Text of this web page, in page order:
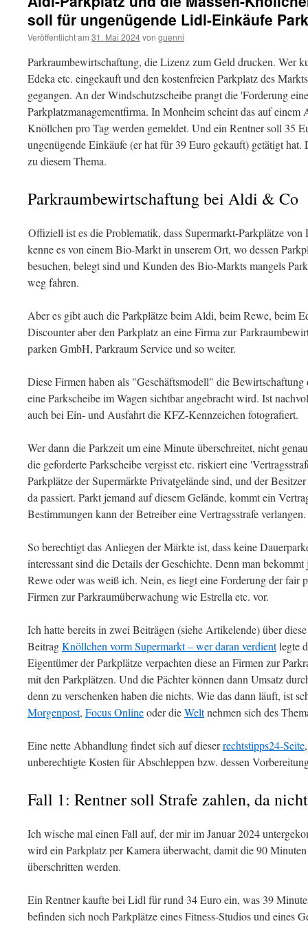
soll für ungenügende Lidl-Einkäufe
Veröffentlicht am 31. Mai 2024von guenni
Parkraumbewirtschaftung, die Lizenz zum Geld drucken. Wer
Edeka etc. eingekauft und den kostenfreien Parkplatz des
gegangen. An der Windschutzscheibe prangt die 'Forderung
Parkplatzmanagementfirma. In Monheim scheint das auf einem
Knöllchen pro Tag werden gemeldet. Und ein Rentner soll 35
ungenügende Einkäufe (er hat für 39 Euro gekauft) getätigt
zu diesem Thema.
Parkraumbewirtschaftung bei Aldi & Co
Offiziell ist es die Problematik, dass Supermarkt-Parkplätze
kenne es von einem Bio-Markt in unserem Ort, wo dessen
besuchen, belegt sind und Kunden des Bio-Markts mangels
weg fahren.
Aber es gibt auch die Parkplätze beim Aldi, beim Rewe, beim
Discounter aber den Parkplatz an eine Firma zur
parken GmbH, Parkraum Service und so weiter.
Diese Firmen haben als "Geschäftsmodell" die Bewirtschaftung
eine Parkscheibe im Wagen sichtbar angebracht wird. Ist
auch bei Ein- und Ausfahrt die KFZ-Kennzeichen fotografiert.
Wer dann die Parkzeit um eine Minute überschreitet, nicht
die geforderte Parkscheibe vergisst etc. riskiert eine
Parkplätze der Supermärkte Privatgelände sind, und der
da passiert. Parkt jemand auf diesem Gelände, kommt ein
Bestimmungen kann der Betreiber eine Vertragsstrafe verlangen.
So berechtigt das Anliegen der Märkte ist, dass keine
interessant sind die Details der Geschichte. Denn man
Rewe oder was weiß ich. Nein, es liegt eine Forderung der fair
Firmen zur Parkraumüberwachung wie Estrella etc. vor.
Ich hatte bereits in zwei Beiträgen (siehe Artikelende) über
BeitragKnöllchen vorm Supermarkt – wer daran verdientlegte
Eigentümer der Parkplätze verpachten diese an Firmen zur
mit den Parkplätzen. Und die Pächter können dann Umsatz
denn zu verschenken haben die nichts. Wie das dann läuft, ist
Morgenpost, Focus Onlineoder dieWeltnehmen sich des
Eine nette Abhandlung findet sich auf dieserrechtstipps24-Seite
unberechtigte Kosten für Abschleppen bzw. dessen
Fall 1: Rentner soll Strafe zahlen, da
Ich wische mal einen Fall auf, der mir im Januar 2024
wird ein Parkplatz per Kamera überwacht, damit die 90
überschritten werden.
Ein Rentner kaufte bei Lidl für rund 34 Euro ein, was 39
befinden sich noch Parkplätze eines Fitness-Studios und eines